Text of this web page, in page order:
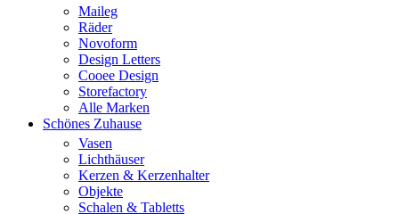
Maileg
Räder
Novoform
Design Letters
Cooee Design
Storefactory
Alle Marken
Schönes Zuhause
Vasen
Lichthäuser
Kerzen & Kerzenhalter
Objekte
Schalen & Tabletts